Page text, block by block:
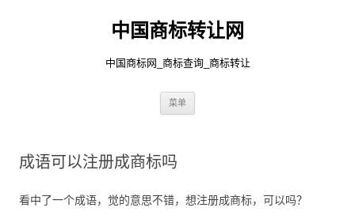
中国商标转让网
中国商标网_商标查询_商标转让
菜单
成语可以注册成商标吗
看中了一个成语，觉的意思不错，想注册成商标，可以吗？